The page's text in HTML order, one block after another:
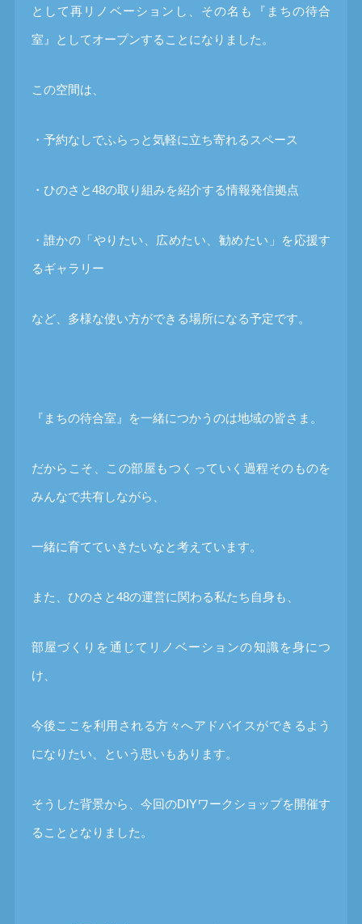
として再リノベーションし、その名も『まちの待合
室』としてオープンすることになりました。
この空間は、
・予約なしでふらっと気軽に立ち寄れるスペース
・ひのさと48の取り組みを紹介する情報発信拠点
・誰かの「やりたい、広めたい、勧めたい」を応援す
るギャラリー
など、多様な使い方ができる場所になる予定です。
『まちの待合室』を一緒につかうのは地域の皆さま。
だからこそ、この部屋もつくっていく過程そのものを
みんなで共有しながら、
一緒に育てていきたいなと考えています。
また、ひのさと48の運営に関わる私たち自身も、
部屋づくりを通じてリノベーションの知識を身につ
け、
今後ここを利用される方々へアドバイスができるよう
になりたい、という思いもあります。
そうした背景から、今回のDIYワークショップを開催す
ることとなりました。